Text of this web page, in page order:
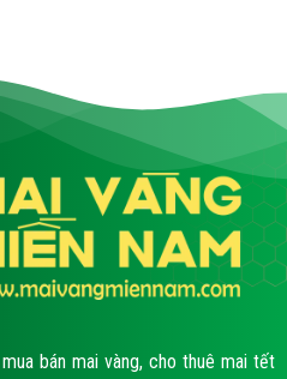
bán mai vàng, cho thuê mai tết